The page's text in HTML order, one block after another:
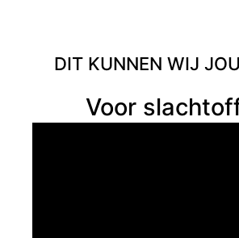
DIT KUNNEN WIJ
Voor